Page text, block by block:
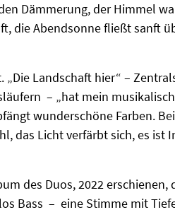
Dämmerung, der Himmel
die Abendsonne fließt sanft
Landschaft hier“ –
– „hat mein
wunderschöne Farben.
das Licht verfärbt sich, es ist
des Duos, 2022 erschienen,
Bass – eine Stimme mit